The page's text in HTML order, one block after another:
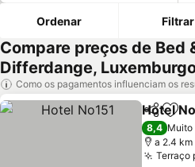
Ordenar Filtrar
Compare preços de Bed
Differdange,
Como os pagamentos influenciam os
Partilhar
Hotel
8,4 Muito
a 2.4
Terraço